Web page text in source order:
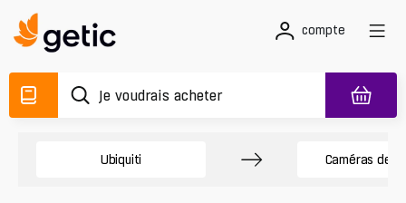
compte
Ubiquiti Caméras de